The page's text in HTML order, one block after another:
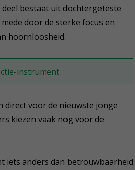
bestaat uit dochtergeteste
door de sterke focus en
hoornloosheid.
instrument
direct voor de nieuwste jonge
kiezen vaak nog voor de
iets anders dan betrouwbaarheid